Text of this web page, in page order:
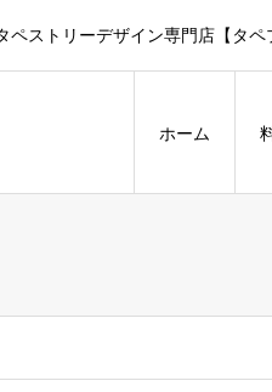
ペストリーデザイン専門店【タペ
ホーム